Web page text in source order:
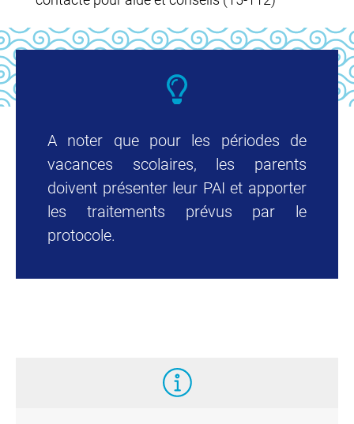
A noter que pour les périodes de
vacances scolaires, les parents
doivent présenter leur PAI et apporter
les traitements prévus par le
protocole.